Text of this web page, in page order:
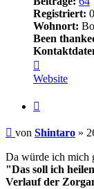
Registriert:
Wohnort:
Been
von
Shintaro
Website
Beitrag
von Shintaro »
Da würde ich mich
"Das soll ich
Verlauf der